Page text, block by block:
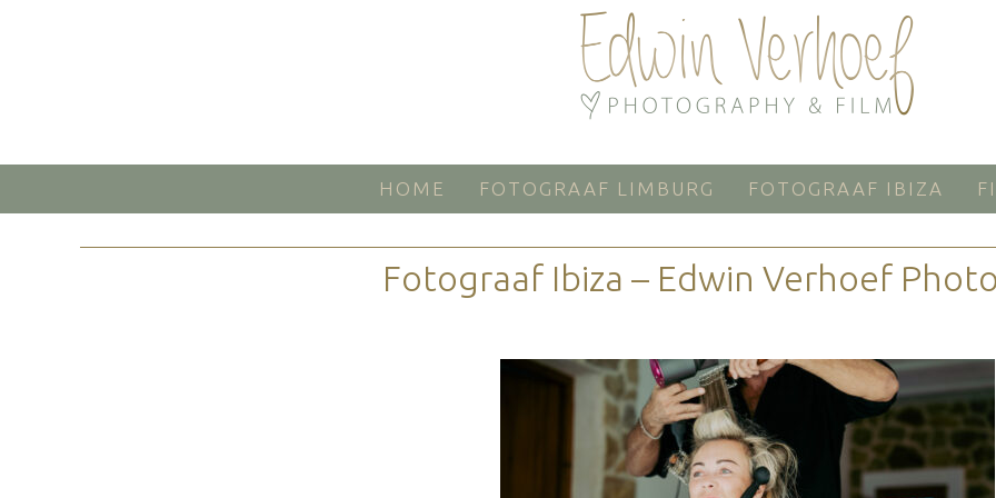
HOME FOTOGRAAF LIMBURG FOTOGRAAF IBIZA
Fotograaf Ibiza – Edwin Verhoef